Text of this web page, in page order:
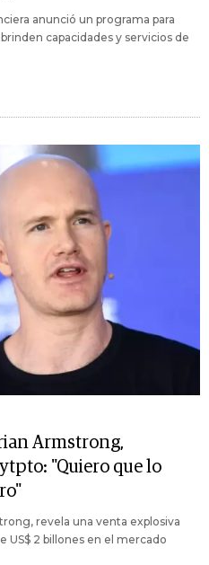
anunció un programa para
capacidades y servicios de
Armstrong,
"Quiero que lo
revela una venta explosiva
US$ 2 billones en el mercado